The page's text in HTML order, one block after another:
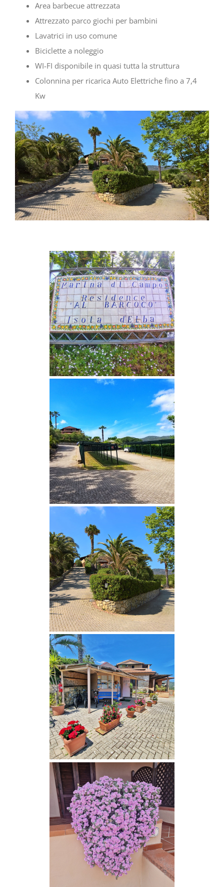
Area barbecue attrezzata
Attrezzato parco giochi per bambini
Lavatrici in uso comune
Biciclette a noleggio
WI-FI disponibile in quasi tutta la struttura
Colonnina per ricarica Auto Elettriche fino a 7,4
Kw